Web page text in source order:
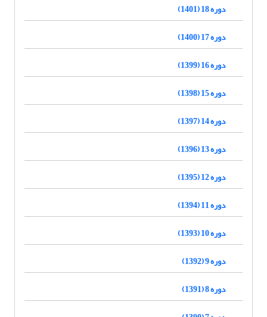
دوره 18 (1401)
دوره 17 (1400)
دوره 16 (1399)
دوره 15 (1398)
دوره 14 (1397)
دوره 13 (1396)
دوره 12 (1395)
دوره 11 (1394)
دوره 10 (1393)
دوره 9 (1392)
دوره 8 (1391)